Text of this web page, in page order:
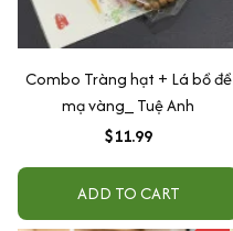
Combo Tràng hạt + Lá bồ đề
mạ vàng_ Tuệ Anh
$11.99
ADD TO CART